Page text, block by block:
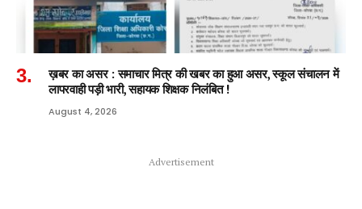
ख़बर का असर : समाचार मित्र की खबर का हुआ असर, स्कूल संचालन में
लापरवाही पड़ी भारी, सहायक शिक्षक निलंबित !
August 4, 2026
Advertisement